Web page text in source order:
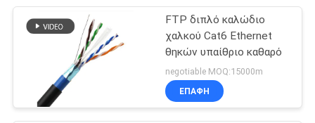
ΈΛΕΓΧΟΣ
ΕΛΆΤΕ
FTP διπλό καλώδιο
χαλκού Cat6 Ethernet
θηκών υπαίθριο καθαρό
negotiable MOQ:15000m
ΕΠΑΦΉ